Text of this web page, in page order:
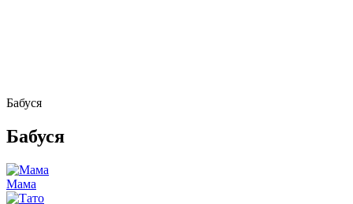
Бабуся
Бабуся
Мама